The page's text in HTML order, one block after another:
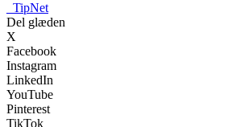
TipNet
Del glæden
X
Facebook
Instagram
LinkedIn
YouTube
Pinterest
TikTok